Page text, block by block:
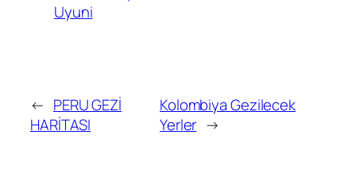
Uyuni
← PERU GEZİ
HARİTASI
Kolombiya Gezilecek
Yerler →